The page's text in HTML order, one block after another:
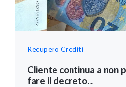
Recupero Crediti
Cliente continua a non
fare il decreto...